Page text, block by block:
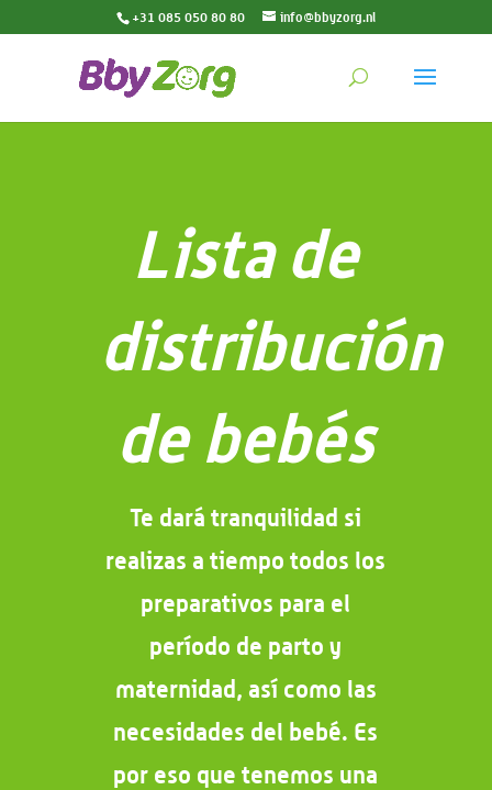
+31 085 050 80 80 info@bbyzorg.nl
Lista de
distribución
de bebés
Te dará tranquilidad si
realizas a tiempo todos los
preparativos para el
período de parto y
maternidad, así como las
necesidades del bebé. Es
por eso que tenemos una